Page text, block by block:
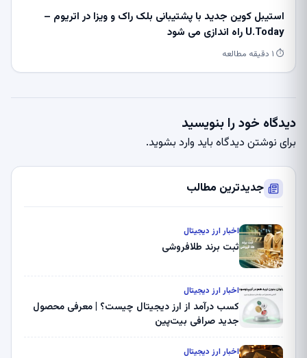
استیبل کوین جدید با پشتیبانی بلک راک و ویزا در اتریوم –
U.Today راه اندازی می شود
⏱ ۱ دقیقه مطالعه
دیدگاه خود را بنویسید
برای نوشتن دیدگاه باید وارد بشوید.
جدیدترین مطالب
اخبار ارز دیجیتال
ثبت برند طلافروشی
اخبار ارز دیجیتال
کسب درآمد از ارز دیجیتال چیست؟ | معرفی محصول
جدید صرافی بیت‌پین
اخبار ارز دیجیتال